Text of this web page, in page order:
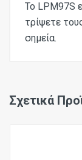
Το LPM97S
τρίψετε
σημεία.
Ισχύς
Ταχύτητα
Σχετικά